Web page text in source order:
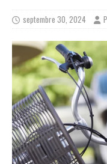
septembre 30, 2024